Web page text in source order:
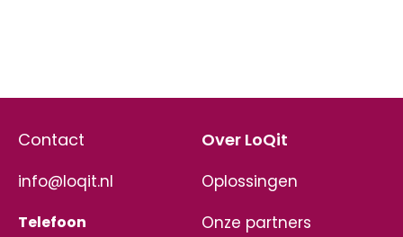
Over LoQit
Oplossingen
Onze partners
Contact
info@loqit.nl
Telefoon